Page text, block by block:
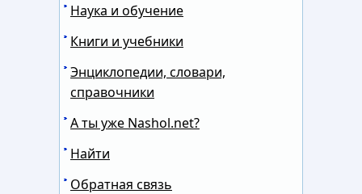
Наука и обучение
Книги и учебники
Энциклопедии, словари,
справочники
А ты уже Nashol.net?
Найти
Обратная связь